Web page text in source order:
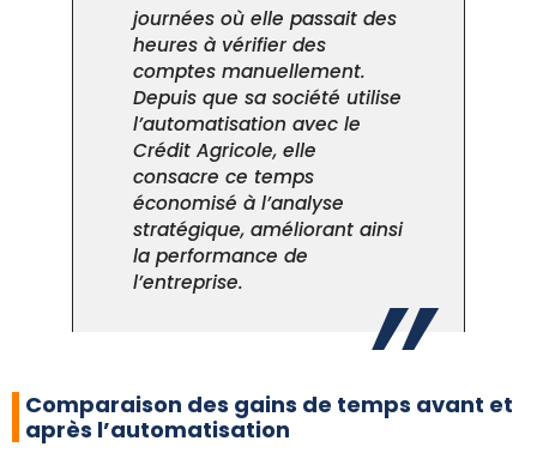
journées où elle passait des
heures à vérifier des
comptes manuellement.
Depuis que sa société utilise
l’automatisation avec le
Crédit Agricole, elle
consacre ce temps
économisé à l’analyse
stratégique, améliorant ainsi
la performance de
l’entreprise.
Comparaison des gains de temps avant et
après l’automatisation